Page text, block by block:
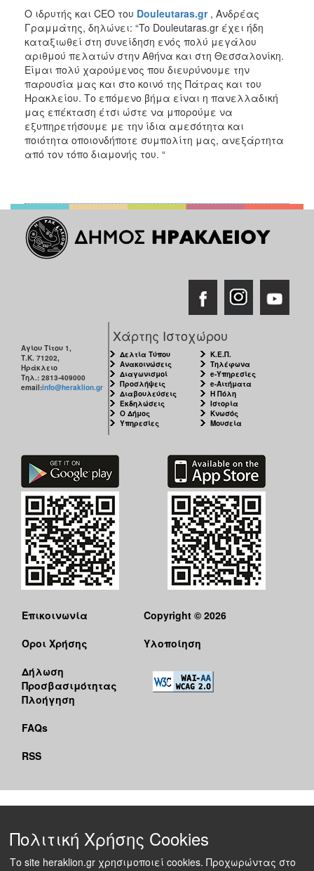
Ο ιδρυτής και CEO του Douleutaras.gr, Ανδρέας
Γραμμάτης, δηλώνει: “To Douleutaras.gr έχει ήδη
καταξιωθεί στη συνείδηση ενός πολύ μεγάλου
αριθμού πελατών στην Αθήνα και στη Θεσσαλονίκη.
Είμαι πολύ χαρούμενος που διευρύνουμε την
παρουσία μας και στο κοινό της Πάτρας και του
Ηρακλείου. Το επόμενο βήμα είναι η πανελλαδική
μας επέκταση έτσι ώστε να μπορούμε να
εξυπηρετήσουμε με την ίδια αμεσότητα και
ποιότητα οποιονδήποτε συμπολίτη μας, ανεξάρτητα
από τον τόπο διαμονής του. “
Αγίου Τίτου 1,
Τ.Κ. 71202,
Ηράκλειο
Τηλ.: 2813-409000
email:info@heraklion.gr
Χάρτης Ιστοχώρου
Δελτία Τύπου
Ανακοινώσεις
Διαγωνισμοί
Προσλήψεις
Διαβουλεύσεις
Εκδηλώσεις
Ο Δήμος
Υπηρεσίες
Κ.Ε.Π.
Τηλέφωνα
e-Υπηρεσίες
e-Αιτήματα
Η Πόλη
Ιστορία
Κνωσός
Μουσεία
Επικοινωνία
Όροι Χρήσης
Δήλωση
Προσβασιμότητας
Πλοήγηση
FAQs
RSS
Copyright © 2026
Υλοποίηση
Πολιτική Χρήσης Cookies
Το site heraklion.gr χρησιμοποιεί cookies. Προχωρώντας στο